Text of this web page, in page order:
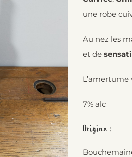
une robe
Au nez les
et de
7% alc
Origine :